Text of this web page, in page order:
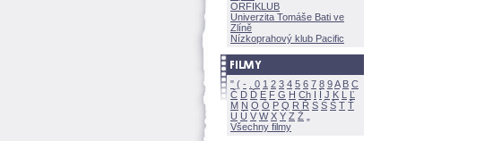
ORFIKLUB
Univerzita Tomáše Bati ve
Zlíně
Nízkoprahový klub Pacific
" ( - 0 1 2 3 4 5 6 7 8 9A B C
Č D Ď E F G H Ch I Í J K L
Ľ
M N O Ó P Q R Ř S Ś T Ť
U Ú V W X Y Z
Všechny filmy